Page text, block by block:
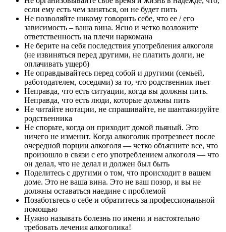
если ему есть чем заняться, он не будет пить
Не позволяйте никому говорить себе, что ее / его
зависимость – ваша вина. Ясно и четко возложите
ответственность на плечи наркомана
Не берите на себя последствия употребления алкоголя
(не извиняться перед другими, не платить долги, не
оплачивать ущерб)
Не оправдывайтесь перед собой и другими (семьей,
работодателем, соседями) за то, что родственник пьет
Неправда, что есть ситуации, когда вы должны пить.
Неправда, что есть люди, которые должны пить
Не читайте нотации, не спрашивайте, не шантажируйте
родственника
Не спорьте, когда он приходит домой пьяный. Это
ничего не изменит. Когда алкоголик протрезвеет после
очередной порции алкоголя — четко объясните все, что
произошло в связи с его употреблением алкоголя — что
он делал, что не делал и должен был быть
Поделитесь с другими о том, что происходит в вашем
доме. Это не ваша вина. Это не ваш позор, и вы не
должны оставаться наедине с проблемой
Позаботьтесь о себе и обратитесь за профессиональной
помощью
Нужно называть болезнь по имени и настоятельно
требовать лечения алкоголика!